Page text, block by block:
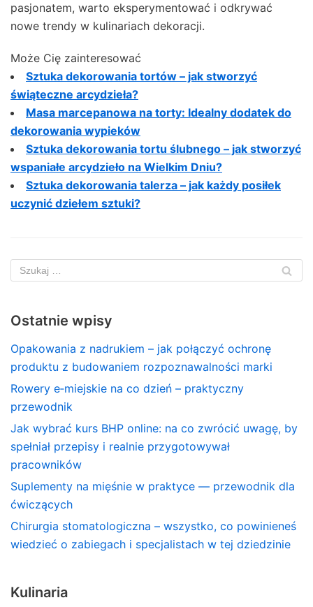
pasjonatem, warto eksperymentować i odkrywać
nowe trendy w kulinariach dekoracji.
Może Cię zainteresować
Sztuka dekorowania tortów – jak stworzyć
świąteczne arcydzieła?
Masa marcepanowa na torty: Idealny dodatek do
dekorowania wypieków
Sztuka dekorowania tortu ślubnego – jak stworzyć
wspaniałe arcydzieło na Wielkim Dniu?
Sztuka dekorowania talerza – jak każdy posiłek
uczynić dziełem sztuki?
Ostatnie wpisy
Opakowania z nadrukiem – jak połączyć ochronę
produktu z budowaniem rozpoznawalności marki
Rowery e‑miejskie na co dzień – praktyczny
przewodnik
Jak wybrać kurs BHP online: na co zwrócić uwagę, by
spełniał przepisy i realnie przygotowywał
pracowników
Suplementy na mięśnie w praktyce — przewodnik dla
ćwiczących
Chirurgia stomatologiczna – wszystko, co powinieneś
wiedzieć o zabiegach i specjalistach w tej dziedzinie
Kulinaria